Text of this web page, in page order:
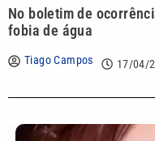
No boletim de
fobia de água
Tiago Campos 17/04/